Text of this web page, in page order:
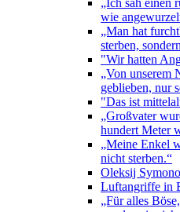
„Ich sah einen
wie
„Man hat
sterben,
"Wir hatten
„Von unserem
geblieben, nur
"Das ist
„Großvater
hundert Meter
„Meine Enkel
nicht sterben.“
Oleksij
Luftangriffe in
„Für alles